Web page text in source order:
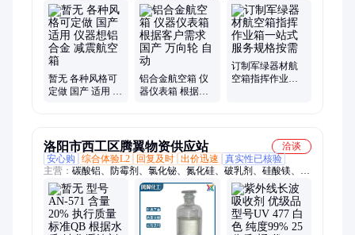
纳箱、航空箱、工具箱、电子仪表箱、实验仪器包装箱、消防器
材箱、指挥作业箱、侦查作业箱、勘测仪器包装箱、仪器仪表
箱、乐器包装箱、舞台道具箱、服装道具箱、运输储备箱、通讯
设备箱、五金工具箱、铝合金航空箱、产品展示箱、物资器材箱
暂无 各种风格可
定做 国产 适用 仪
铝合金航空箱 仪
器仪表箱 根据客
订制军绿器材航
空箱指挥作业箱
洛阳市西工区腾翼物资供应站
洽谈
安心购
综合体验L2 回复及时 出价迅速
真实性已核验
主营： 碳酸铝、防霉剂、氯化铋、氮化硅、破乳剂、硅酸镁、磷
酸铝、化学试剂、抗静电剂、乙酸乙酯、氢氧化镁、焦磷酸钠、
干燥通风、次磷酸镁、氯化氢乙醇、氯化氢甲醇、聚丙烯酸钾、
闪点提高剂、柴油降凝剂、硫代硫酸铵、聚丙烯酰胺、多聚磷酸
钠、25公斤纸板桶、硫代乙醇酸钠、高分子絮凝剂